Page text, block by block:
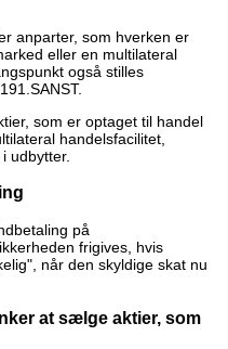
anparter, som hverken er
eller en multilateral
også stilles
som er optaget til handel
handelsfacilitet,
udbytter.
på
frigives, hvis
når den skyldige skat nu
at sælge aktier, som